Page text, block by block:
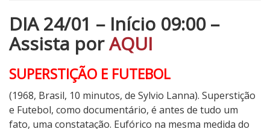
DIA 24/01 – Início 09:00 –
Assista porAQUI
SUPERSTIÇÃO E FUTEBOL
(1968, Brasil, 10 minutos, de Sylvio Lanna). Superstição
e Futebol, como documentário, é antes de tudo um
fato, uma constatação. Eufórico na mesma medida do